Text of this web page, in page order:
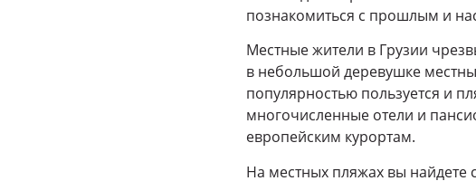
познакомиться с прошлым и
Местные жители в Грузии
в небольшой деревушке
популярностью пользуется и
многочисленные отели и
европейским курортам.
На местных пляжах вы